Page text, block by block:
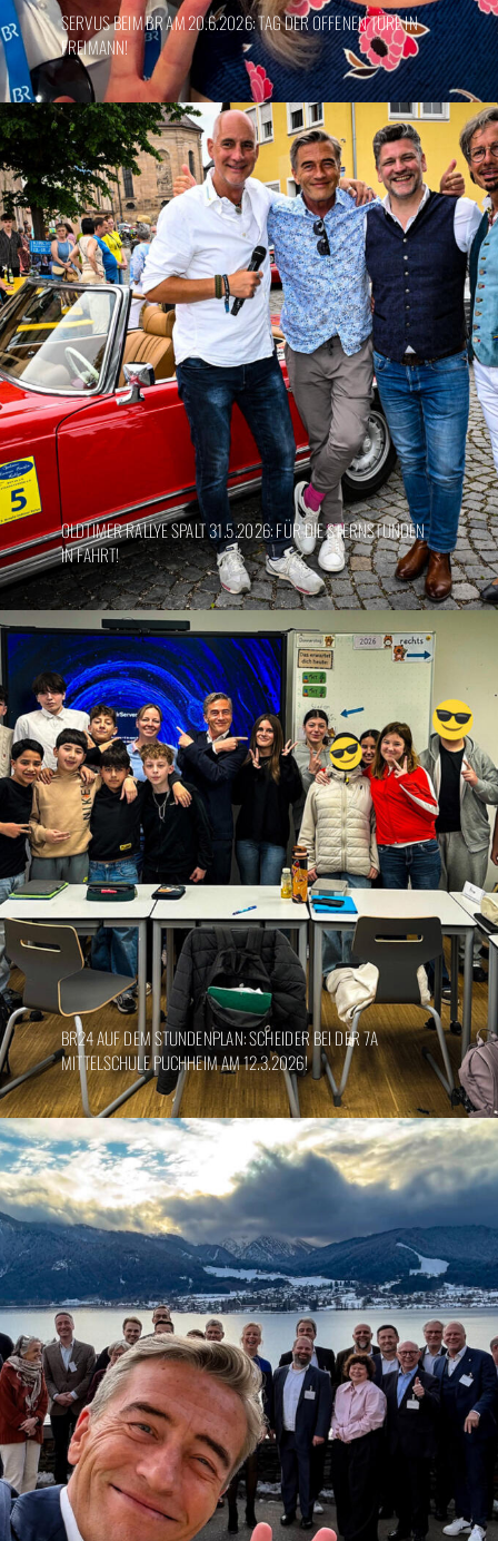
SERVUS BEIM BR AM 20.6.2026: TAG DER OFFENEN TÜRE IN
FREIMANN!
OLDTIMER RALLYE SPALT 31.5.2026: FÜR DIE STERNSTUNDEN
IN FAHRT!
BR24 AUF DEM STUNDENPLAN: SCHEIDER BEI DER 7A
MITTELSCHULE PUCHHEIM AM 12.3.2026!